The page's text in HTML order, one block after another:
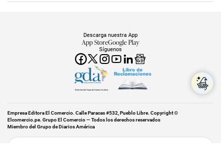
Síguenos
Descarga nuestra App
App StoreGoogle Play
Miembro del Grupo de Diarios América
Empresa Editora El Comercio. Calle Paracas #532, Pueblo Libre. Copyright ©
Elcomercio.pe. Grupo El Comercio — Todos los derechos reservados
Miembro del Grupo de Diarios América